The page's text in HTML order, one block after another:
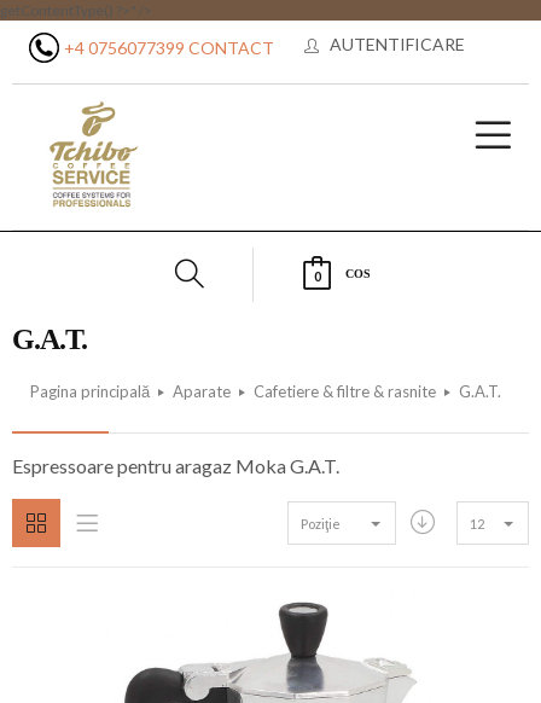
getContentType() ?>" />
+4 0756077399 CONTACT AUTENTIFICARE
0 COS
G.A.T.
Pagina principală Aparate Cafetiere & filtre & rasnite G.A.T.
Espressoare pentru aragaz Moka G.A.T.
12
Poziţie